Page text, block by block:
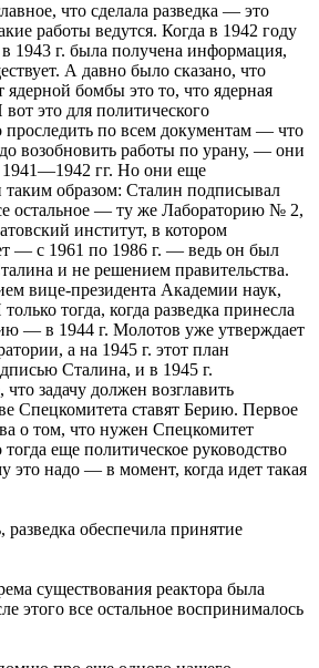
что сделала разведка — это
работы ведутся. Когда в 1942 году
1943 г. была получена информация,
А давно было сказано, что
бомбы это то, что ядерная
это для политического
по всем документам — что
возобновить работы по урану, — они
1941—1942 гг. Но они еще
таким образом: Сталин подписывал
остальное — ту же Лабораторию № 2,
институт, в котором
— с 1961 по 1986 г. — ведь он был
и не решением правительства.
вице-президента Академии наук,
тогда, когда разведка принесла
— в 1944 г. Молотов уже утверждает
а на 1945 г. этот план
Сталина, и в 1945 г.
задачу должен возглавить
Спецкомитета ставят Берию. Первое
о том, что нужен Спецкомитет
еще политическое руководство
это надо — в момент, когда идет такая
разведка обеспечила принятие
существования реактора была
этого все остальное воспринималось